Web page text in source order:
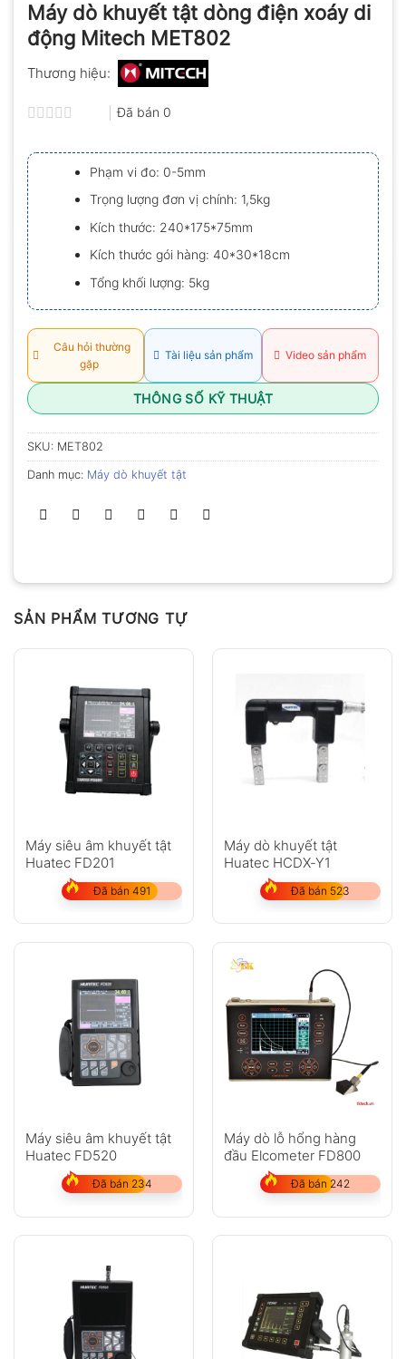
Máy dò khuyết tật dòng điện xoáy di
động Mitech MET802
Thương hiệu:
xếp
hạng
0.0
5
sao
Đã bán 0
Phạm vi đo: 0-5mm
Trọng lượng đơn vị chính: 1,5kg
Kích thước: 240*175*75mm
Kích thước gói hàng: 40*30*18cm
Tổng khối lượng: 5kg
Câu hỏi thường
gặp
Tài liệu sản phẩm Video sản phẩm
THÔNG SỐ KỸ THUẬT
SKU: MET802
Danh mục: Máy dò khuyết tật
SẢN PHẨM TƯƠNG TỰ
Máy siêu âm khuyết tật
Huatec FD201
Đã bán 491
Máy dò khuyết tật
Huatec HCDX-Y1
Đã bán 523
Máy siêu âm khuyết tật
Huatec FD520
Đã bán 234
Máy dò lỗ hổng hàng
đầu Elcometer FD800
Đã bán 242